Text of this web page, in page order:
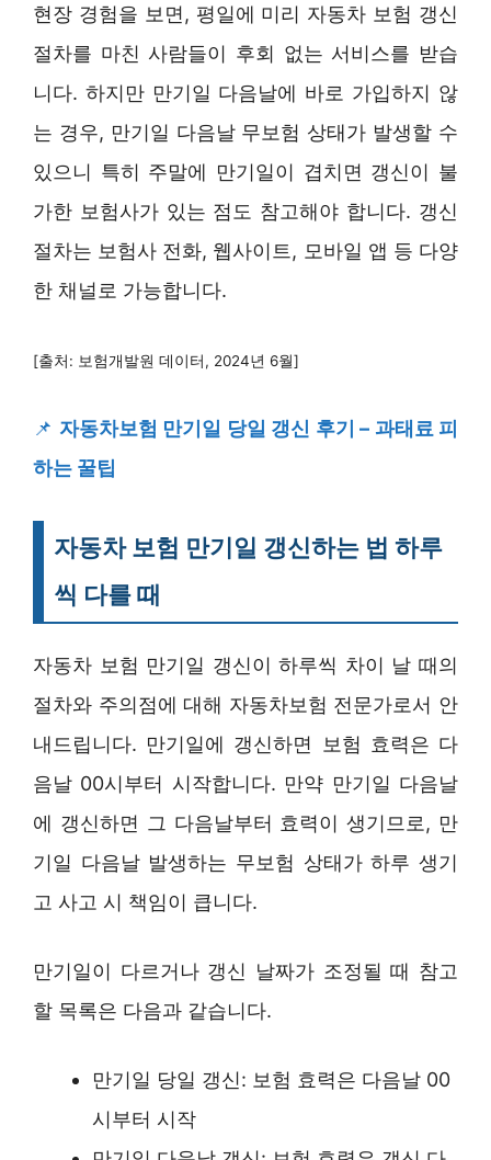
현장 경험을 보면, 평일에 미리 자동차 보험 갱신
절차를 마친 사람들이 후회 없는 서비스를 받습
니다. 하지만 만기일 다음날에 바로 가입하지 않
는 경우, 만기일 다음날 무보험 상태가 발생할 수
있으니 특히 주말에 만기일이 겹치면 갱신이 불
가한 보험사가 있는 점도 참고해야 합니다. 갱신
절차는 보험사 전화, 웹사이트, 모바일 앱 등 다양
한 채널로 가능합니다.
[출처: 보험개발원 데이터, 2024년 6월]
📌 자동차보험 만기일 당일 갱신 후기 – 과태료 피
하는 꿀팁
자동차 보험 만기일 갱신하는 법 하루
씩 다를 때
자동차 보험 만기일 갱신이 하루씩 차이 날 때의
절차와 주의점에 대해 자동차보험 전문가로서 안
내드립니다. 만기일에 갱신하면 보험 효력은 다
음날 00시부터 시작합니다. 만약 만기일 다음날
에 갱신하면 그 다음날부터 효력이 생기므로, 만
기일 다음날 발생하는 무보험 상태가 하루 생기
고 사고 시 책임이 큽니다.
만기일이 다르거나 갱신 날짜가 조정될 때 참고
할 목록은 다음과 같습니다.
만기일 당일 갱신: 보험 효력은 다음날 00
시부터 시작